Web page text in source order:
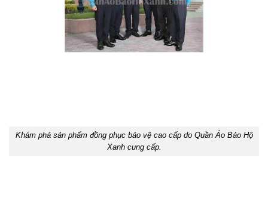
Khám phá sản phẩm đồng phục bảo vệ cao cấp do Quần Áo Bảo Hộ
Xanh cung cấp.